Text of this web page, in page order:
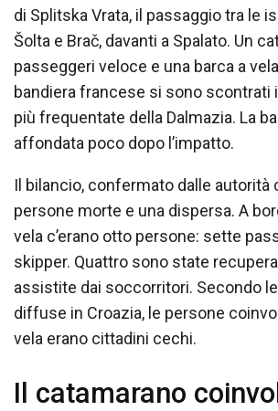
di Splitska Vrata, il passaggio tra le
Šolta e Brač, davanti a Spalato. Un
passeggeri veloce e una barca a
bandiera francese si sono scontrati
più frequentate della Dalmazia. La
affondata poco dopo l’impatto.
Il bilancio, confermato dalle autorità
persone morte e una dispersa. A
vela c’erano otto persone: sette
skipper. Quattro sono state
assistite dai soccorritori. Secondo
diffuse in Croazia, le persone
vela erano cittadini cechi.
Il catamarano